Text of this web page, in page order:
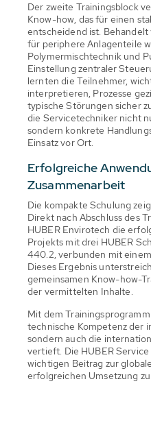
Der zweite Trainingsblock
Know-how, das für einen
entscheidend ist.
für periphere Anlagenteile
Polymermischtechnik und
Einstellung zentraler
lernten die Teilnehmer,
interpretieren, Prozesse
typische Störungen sicher
die Servicetechniker nicht
sondern konkrete
Einsatz vor Ort.
Erfolgreiche
Zusammenarbeit
Die kompakte Schulung
Direkt nach Abschluss des
HUBER Envirotech die
Projekts mit drei HUBER
440.2, verbunden mit
Dieses Ergebnis
gemeinsamen Know-how-
der vermittelten Inhalte.
Mit dem
technische Kompetenz der
sondern auch die
vertieft. Die HUBER
wichtigen Beitrag zur
erfolgreichen Umsetzung